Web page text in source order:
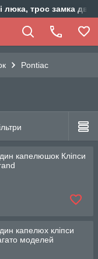
люка, трос замка
Pontiac
капелюшок Кліпси
капелюх кліпси
моделей